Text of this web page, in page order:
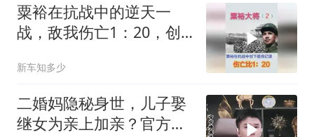
粟裕在抗战中的逆天一
战，敌我伤亡1：20，创
新车知多少
二婚妈隐秘身世，儿子娶
继女为亲上加亲？官方怒